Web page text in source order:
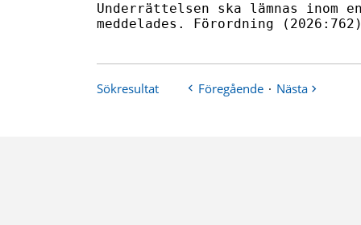
Underrättelsen ska lämnas inom
meddelades. Förordning
Sökresultat Föregående · Nästa